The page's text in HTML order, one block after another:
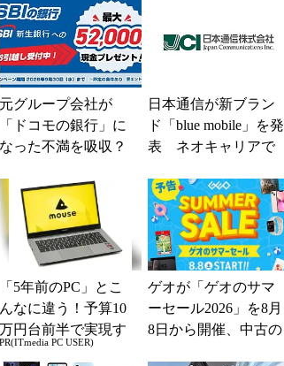
元グループ会社が
「ドコモの銀行」に
なった不満を吸収？
BIの銀行」として最
大5....
日本通信が新ブラン
ド「blue mobile」を発
表 ネオキャリアで
「5年前のPC」とこ
んなに違う！予算10
万円台前半で実現す
る快適PCライフ
PR(ITmedia PC USER)
ゲオが「ゲオのサマ
ーセール2026」を8月
8日から開催、中古の